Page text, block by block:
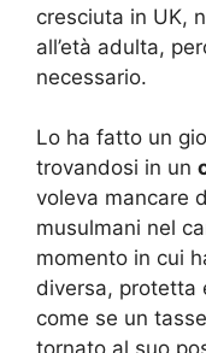
cresciuta in UK,
all’età adulta,
necessario.
Lo ha fatto un
trovandosi in un
voleva mancare
musulmani nel
momento in cui
diversa, protetta
come se un